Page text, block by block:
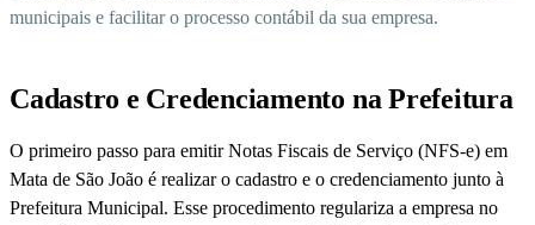
municipais e facilitar o processo contábil da sua empresa.
Cadastro e Credenciamento na Prefeitura
O primeiro passo para emitir Notas Fiscais de Serviço (NFS-e) em
Mata de São João é realizar o cadastro e o credenciamento junto à
Prefeitura Municipal. Esse procedimento regulariza a empresa no